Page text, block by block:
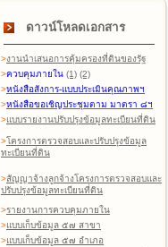
ดาวน์โหลดเอกสาร
>งานนำเสนอการคุ้มครองที่ดินของรัฐ
>ควบคุมภายใน (1) (2)
>หนังสือสังการ-แบบประเมินคุณภาพฯ
>หนังสือขอเชิญประชุมตาม มาตรา ๘ฯ
>แบบรายงานปรับปรุงข้อมูลทะเบียนที่ดิน
>โครงการตรวจสอบและปรับปรุงข้อมูล
ทะเบียนที่ดิน
>สัญญาจ้างลูกจ้างโครงการตรวจสอบและ
ปรับปรุงข้อมูลทะเบียนที่ดิน
>รายงานการควบคุมภายใน
>แบบเก็บข้อมูล ๕๗ สาขา
>แบบเก็บข้อมูล ๕๗ อำเภอ